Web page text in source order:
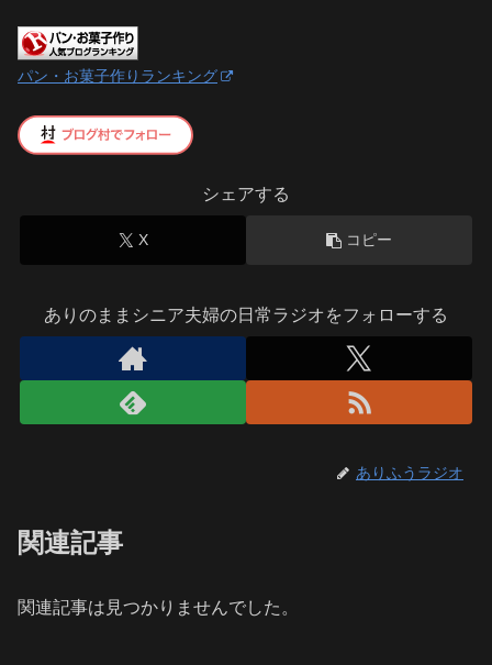
パン・お菓子作りランキング
シェアする
X コピー
ありのままシニア夫婦の日常ラジオをフォローする
ありふうラジオ
関連記事
関連記事は見つかりませんでした。